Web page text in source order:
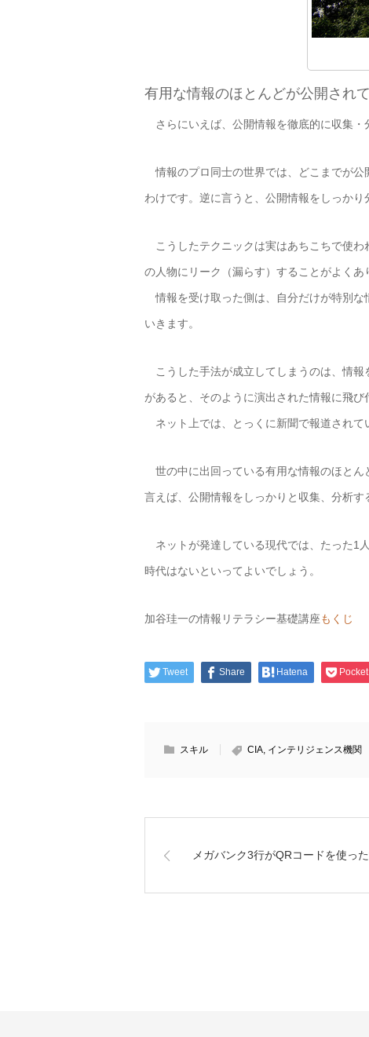
有用な情報のほとんどが公開され
さらにいえば、公開情報を徹底的に収集・
情報のプロ同士の世界では、どこまでが公
わけです。逆に言うと、公開情報をしっか
こうしたテクニックは実はあちこちで使わ
の人物にリーク（漏らす）することがよくあ
情報を受け取った側は、自分だけが特別な
いきます。
こうした手法が成立してしまうのは、情報
があると、そのように演出された情報に飛び
ネット上では、とっくに新聞で報道されて
世の中に出回っている有用な情報のほとん
言えば、公開情報をしっかりと収集、分析す
ネットが発達している現代では、たった1
時代はないといってよいでしょう。
加谷珪一の情報リテラシー基礎講座もくじ
Tweet Share Hatena Pocket
スキル CIA インテリジェンス機関
メガバンク3行がQRコードを使っ